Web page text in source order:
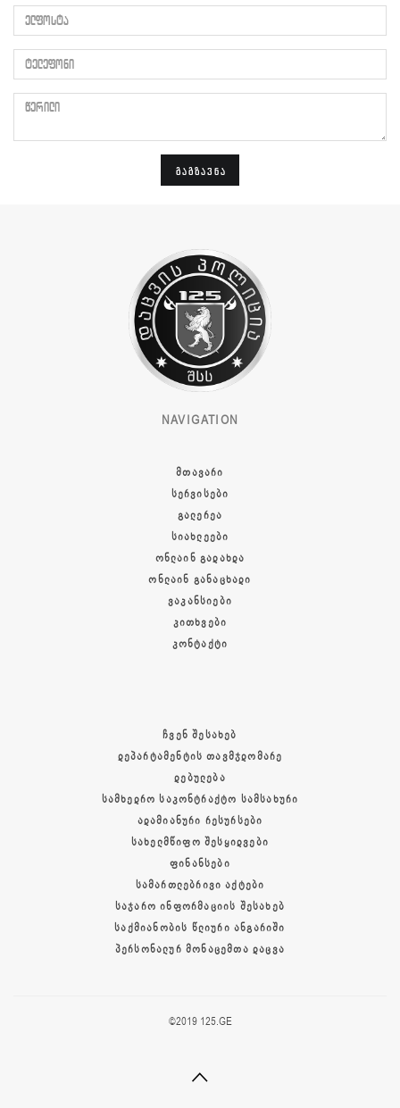
ᲒᲐᲒᲖᲐᲕᲜᲐ
NAVIGATION
ᲛᲗᲐᲕᲐᲠᲘ
ᲡᲔᲠᲕᲘᲡᲔᲑᲘ
ᲒᲐᲚᲔᲠᲔᲐ
ᲡᲘᲐᲮᲚᲔᲔᲑᲘ
ᲝᲜᲚᲐᲘᲜ ᲒᲐᲓᲐᲮᲓᲐ
ᲝᲜᲚᲐᲘᲜ ᲒᲐᲜᲐᲪᲮᲐᲓᲘ
ᲕᲐᲙᲐᲜᲡᲘᲔᲑᲘ
ᲙᲘᲗᲮᲕᲔᲑᲘ
ᲙᲝᲜᲢᲐᲥᲢᲘ
ᲩᲕᲔᲜ ᲨᲔᲡᲐᲮᲔᲑ
ᲓᲔᲞᲐᲠᲢᲐᲛᲔᲜᲢᲘᲡ ᲗᲐᲕᲛᲯᲓᲝᲛᲐᲠᲔ
ᲓᲔᲑᲣᲚᲔᲑᲐ
ᲡᲐᲛᲮᲔᲓᲠᲝ ᲡᲐᲙᲝᲜᲢᲠᲐᲥᲢᲝ ᲡᲐᲛᲡᲐᲮᲣᲠᲘ
ᲐᲓᲐᲛᲘᲐᲜᲣᲠᲘ ᲠᲔᲡᲣᲠᲡᲔᲑᲘ
ᲡᲐᲮᲔᲚᲛᲬᲘᲤᲝ ᲨᲔᲡᲧᲘᲓᲕᲔᲑᲘ
ᲤᲘᲜᲐᲜᲡᲔᲑᲘ
ᲡᲐᲛᲐᲠᲗᲚᲔᲑᲠᲘᲕᲘ ᲐᲥᲢᲔᲑᲘ
ᲡᲐᲯᲐᲠᲝ ᲘᲜᲤᲝᲠᲛᲐᲪᲘᲘᲡ ᲨᲔᲡᲐᲮᲔᲑ
ᲡᲐᲥᲛᲘᲐᲜᲝᲑᲘᲡ ᲬᲚᲘᲣᲠᲘ ᲐᲜᲒᲐᲠᲘᲨᲘ
ᲞᲔᲠᲡᲝᲜᲐᲚᲣᲠ ᲛᲝᲜᲐᲪᲔᲛᲗᲐ ᲓᲐᲪᲕᲐ
©2019 125.GE